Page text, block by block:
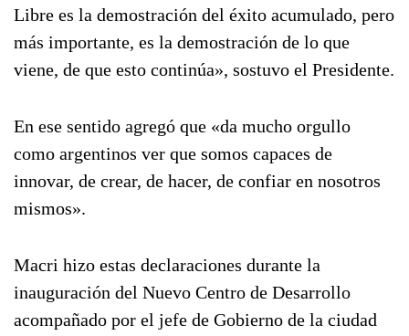
Libre es la demostración del éxito acumulado, pero
más importante, es la demostración de lo que
viene, de que esto continúa», sostuvo el Presidente.
En ese sentido agregó que «da mucho orgullo
como argentinos ver que somos capaces de
innovar, de crear, de hacer, de confiar en nosotros
mismos».
Macri hizo estas declaraciones durante la
inauguración del Nuevo Centro de Desarrollo
acompañado por el jefe de Gobierno de la ciudad